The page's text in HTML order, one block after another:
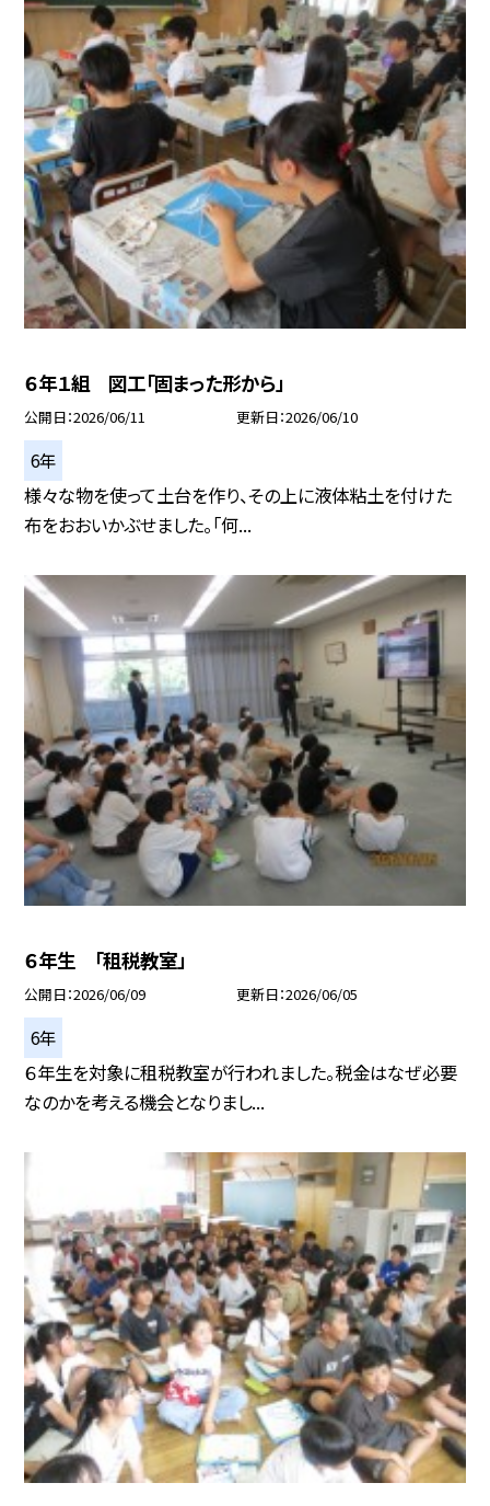
６年１組 図工「固まった形から」
公開日 2026/06/11 更新日 2026/06/10
6年
様々な物を使って土台を作り、その上に液体粘土を付けた
布をおおいかぶせました。「何...
６年生 「租税教室」
公開日 2026/06/09 更新日 2026/06/05
6年
６年生を対象に租税教室が行われました。税金はなぜ必要
なのかを考える機会となりまし...